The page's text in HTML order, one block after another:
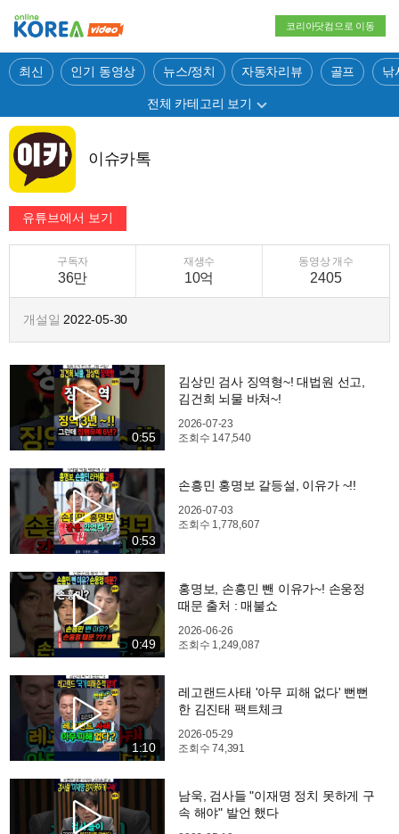
코리아닷컴으로 이동
최신 인기 동영상 뉴스/정치 자동차리뷰 골프 낚
전체 카테고리 보기
이슈카톡
구독자
36만
재생수
10억
동영상 개수
2405
개설일 2022-05-30
0:55
김상민 검사 징역형~! 대법원 선고,
김건희 뇌물 바쳐~!
2026-07-23
조회수 147,540
0:53
손흥민 홍명보 갈등설, 이유가 ~!!
2026-07-03
조회수 1,778,607
0:49
홍명보, 손흥민 뺀 이유가~! 손웅정
때문 출처 : 매불쇼
2026-06-26
조회수 1,249,087
1:10
레고랜드사태 '아무 피해 없다' 뻔뻔
한 김진태 팩트체크
2026-05-29
조회수74,391
남욱, 검사들 "이재명 정치 못하게 구
속 해야" 발언 했다